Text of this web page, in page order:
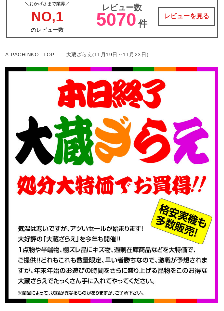
＼おかげさまで業界／
NO,1
のレビュー数
レビュー数
5070 件
レビューを見る
A-PACHINKO TOP 大蔵ざらえ(11月19日～11月23日）